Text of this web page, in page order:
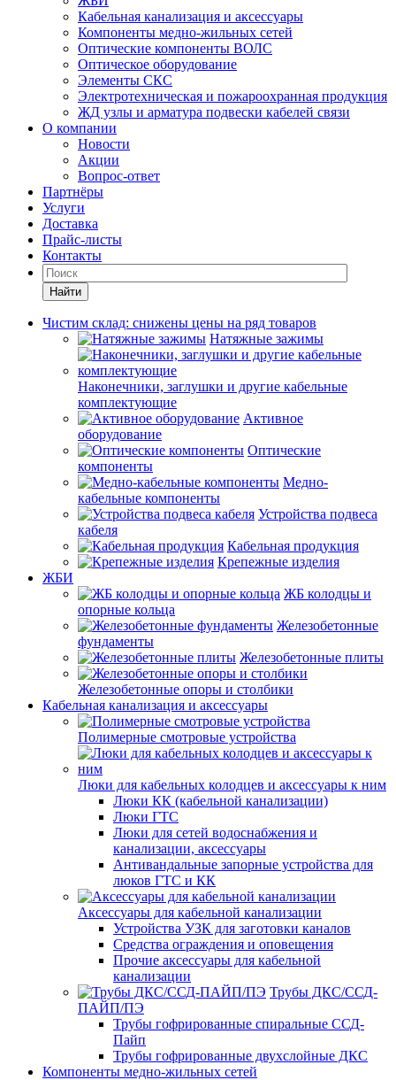
Кабельная канализация и аксессуары
Компоненты медно-жильных сетей
Оптические компоненты ВОЛС
Оптическое оборудование
Элементы СКС
Электротехническая и пожароохранная продукция
ЖД узлы и арматура подвески кабелей связи
О компании
Новости
Акции
Вопрос-ответ
Партнёры
Услуги
Доставка
Прайс-листы
Контакты
Найти
Чистим склад: снижены цены на ряд товаров
Натяжные зажимы
Наконечники, заглушки и другие кабельные
комплектующие
Активное
оборудование
Оптические
компоненты
Медно-
кабельные компоненты
Устройства подвеса
кабеля
Кабельная продукция
Крепежные изделия
ЖБИ
ЖБ колодцы и
опорные кольца
Железобетонные
фундаменты
Железобетонные плиты
Железобетонные опоры и столбики
Кабельная канализация и аксессуары
Полимерные смотровые устройства
Люки для кабельных колодцев и аксессуары к ним
Люки КК (кабельной канализации)
Люки ГТС
Люки для сетей водоснабжения и
канализации, аксессуары
Антивандальные запорные устройства для
люков ГТС и КК
Аксессуары для кабельной канализации
Устройства УЗК для заготовки каналов
Средства ограждения и оповещения
Прочие аксессуары для кабельной
канализации
Трубы ДКС/ССД-
ПАЙП/ПЭ
Трубы гофрированные спиральные ССД-
Пайп
Трубы гофрированные двухслойные ДКС
Компоненты медно-жильных сетей